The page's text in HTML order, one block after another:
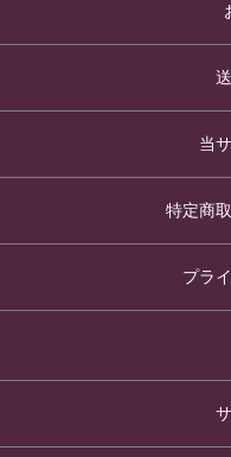
当
特定商
プラ